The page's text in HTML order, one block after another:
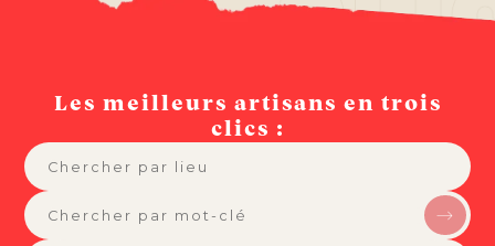
Les meilleurs artisans en trois
clics :